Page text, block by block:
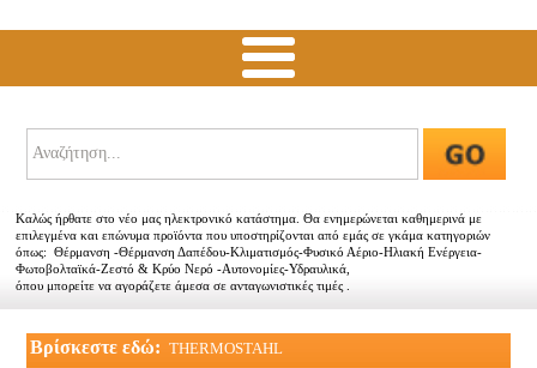
Αντιπροσωπείες
Εμπορικοί συνεργάτες
Τα νέα μας
Επικοινωνία
Καλώς ήρθατε στο νέο μας ηλεκτρονικό κατάστημα. Θα ενημερώνεται καθημερινά με
επιλεγμένα και επώνυμα προϊόντα που υποστηρίζονται από εμάς σε γκάμα κατηγοριών
όπως: Θέρμανση -Θέρμανση Δαπέδου-Κλιματισμός-Φυσικό Αέριο-Ηλιακή Ενέργεια-
Φωτοβολταϊκά-Ζεστό & Κρύο Νερό -Αυτονομίες-Υδραυλικά,
όπου μπορείτε να αγοράζετε άμεσα σε ανταγωνιστικές τιμές .
Βρίσκεστε εδώ: THERMOSTAHL